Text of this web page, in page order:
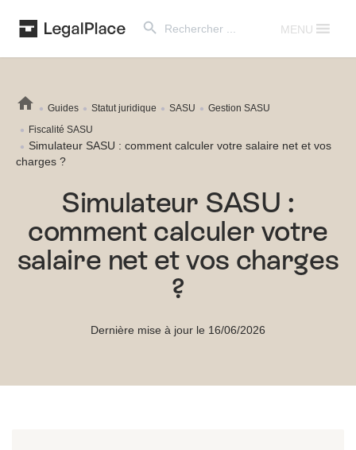
for:
MENU
Guides Statut juridique SASU
Gestion SASU
Fiscalité SASU
Simulateur SASU : comment calculer votre salaire net et vos
charges ?
Simulateur SASU :
comment calculer votre
salaire net et vos charges
?
Dernière mise à jour le 16/06/2026